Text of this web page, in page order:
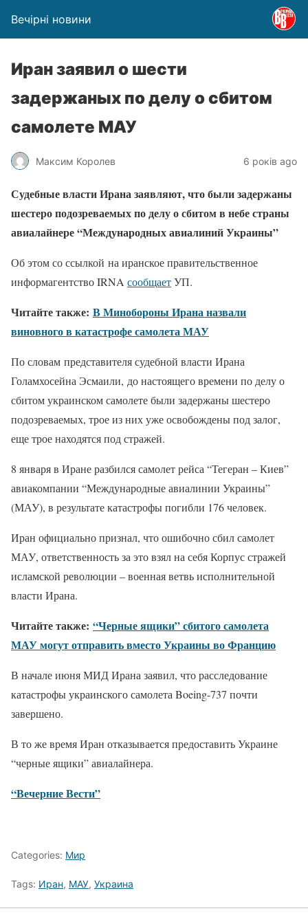
Вечірні новини
Иран заявил о шести
задержаных по делу о сбитом
самолете МАУ
Максим Королев 6 років ago
Судебные власти Ирана заявляют, что были задержаны
шестеро подозреваемых по делу о сбитом в небе страны
авиалайнере “Международных авиалиний Украины”
Об этом со ссылкой на иранское правительственное
информагентство IRNA сообщаетУП.
Читайте также: В Минобороны Ирана назвали
виновного в катастрофе самолета МАУ
По словам представителя судебной власти Ирана
Голамхосейна Эсмаили, до настоящего времени по делу о
сбитом украинском самолете были задержаны шестеро
подозреваемых, трое из них уже освобождены под залог,
еще трое находятся под стражей.
8 января в Иране разбился самолет рейса “Тегеран – Киев”
авиакомпании “Международные авиалинии Украины”
(МАУ), в результате катастрофы погибли 176 человек.
Иран официально признал, что ошибочно сбил самолет
МАУ, ответственность за это взял на себя Корпус стражей
исламской революции – военная ветвь исполнительной
власти Ирана.
Читайте также: “Черные ящики” сбитого самолета
МАУ могут отправить вместо Украины во Францию
В начале июня МИД Ирана заявил, что расследование
катастрофы украинского самолета Boeing-737 почти
завершено.
В то же время Иран отказывается предоставить Украине
“черные ящики” авиалайнера.
“Вечерние Вести”
Categories: Мир
Tags: Иран, МАУ, Украина